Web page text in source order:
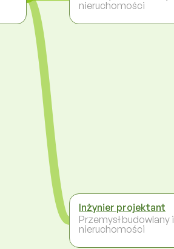
nieruchomości
Inżynier projektant
Przemysł budowlany i
nieruchomości